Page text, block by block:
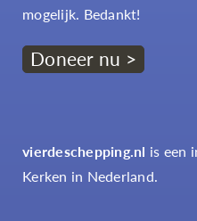
mogelijk. Bedankt!
Doneer nu >
vierdeschepping.nl is een
Kerken in Nederland.